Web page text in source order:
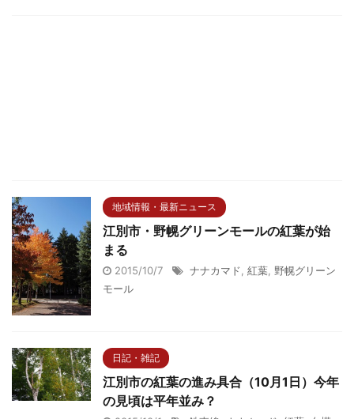
地域情報・最新ニュース
江別市・野幌グリーンモールの紅葉が始
まる
2015/10/7 ナナカマド, 紅葉, 野幌グリーン
モール
日記・雑記
江別市の紅葉の進み具合（10月1日）今年
の見頃は平年並み？